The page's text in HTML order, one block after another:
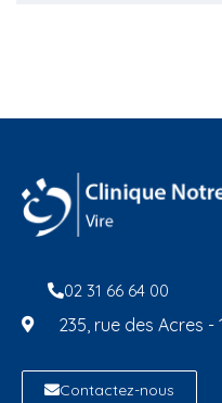
02 31 66 64 00
235, rue des Acres
Contactez-nous